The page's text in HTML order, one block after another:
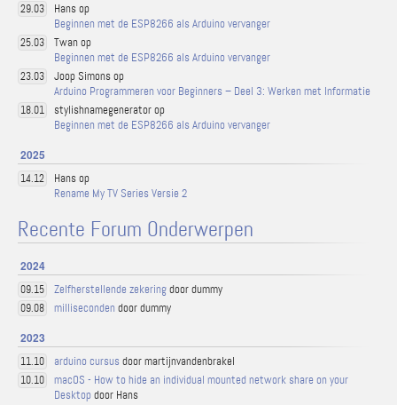
29.03
Hans op
Beginnen met de ESP8266 als Arduino vervanger
25.03
Twan op
Beginnen met de ESP8266 als Arduino vervanger
23.03
Joop Simons op
Arduino Programmeren voor Beginners – Deel 3: Werken met Informatie
18.01
stylishnamegenerator op
Beginnen met de ESP8266 als Arduino vervanger
2025
14.12
Hans op
Rename My TV Series Versie 2
Recente Forum Onderwerpen
2024
09.15 Zelfherstellende zekeringdoor dummy
09.08 milliseconden door dummy
2023
11.10 arduino cursus door martijnvandenbrakel
10.10
macOS - How to hide an individual mounted network share on your
Desktop door Hans